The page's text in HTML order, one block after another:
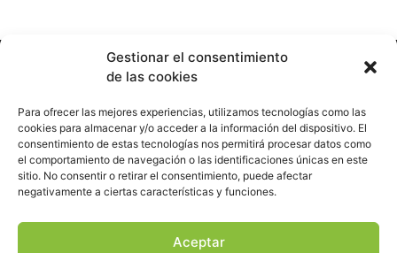
Gestionar el consentimiento
de las cookies
Para ofrecer las mejores experiencias, utilizamos tecnologías como las
cookies para almacenar y/o acceder a la información del dispositivo. El
consentimiento de estas tecnologías nos permitirá procesar datos como
el comportamiento de navegación o las identificaciones únicas en este
sitio. No consentir o retirar el consentimiento, puede afectar
negativamente a ciertas características y funciones.
Aceptar
Hormigueando © Copyright 2023. Diseño web realizado por
PuntoCom Estudio
656 582 507
info@hormigueando.com
Tres Cantos (Madrid)